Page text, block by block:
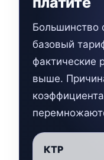
Большинство
базовый
фактические
выше.
КТР